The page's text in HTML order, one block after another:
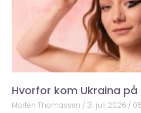
Hvorfor kom Ukraina på
Morten Thomassen 31. juli 2026